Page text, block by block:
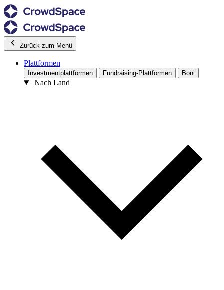
Zurück zum Menü
Plattformen
Investmentplattformen Fundraising-Plattformen Boni
Nach Land